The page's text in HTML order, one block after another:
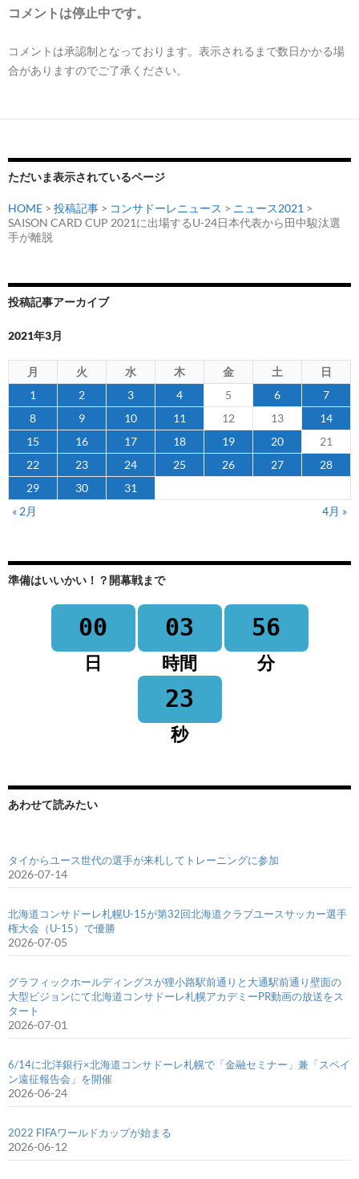
コメントは停止中です。
コメントは承認制となっております。表示されるまで数日かかる場
合がありますのでご了承ください。
ただいま表示されているページ
HOME > 投稿記事 > コンサドーレニュース > ニュース2021 >
SAISON CARD CUP 2021に出場するU-24日本代表から田中駿汰選
手が離脱
投稿記事アーカイブ
2021年3月
月 火 水 木 金 土
日
1
2 3 4 5 6
7
8
9 10 11 12 13
14
15
16 17 18 19 20
21
22
23 24 25 26 27
28
29
30
31
« 2月
4月 »
準備はいいかい！？開幕戦まで
00
日
03
時間
56
分
23
秒
あわせて読みたい
タイからユース世代の選手が来札してトレーニングに参加
2026-07-14
北海道コンサドーレ札幌U-15が第32回北海道クラブユースサッカー選手
権大会（U-15）で優勝
2026-07-05
グラフィックホールディングスが狸小路駅前通りと大通駅前通り壁面の
大型ビジョンにて北海道コンサドーレ札幌アカデミーPR動画の放送をス
タート
2026-07-01
6/14に北洋銀行×北海道コンサドーレ札幌で「金融セミナー」兼「スペイ
ン遠征報告会」を開催
2026-06-24
2022 FIFAワールドカップが始まる
2026-06-12